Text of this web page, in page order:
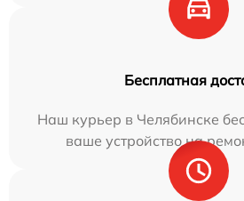
Бесплатная
Наш курьер в Челябинске
ваше устройство на